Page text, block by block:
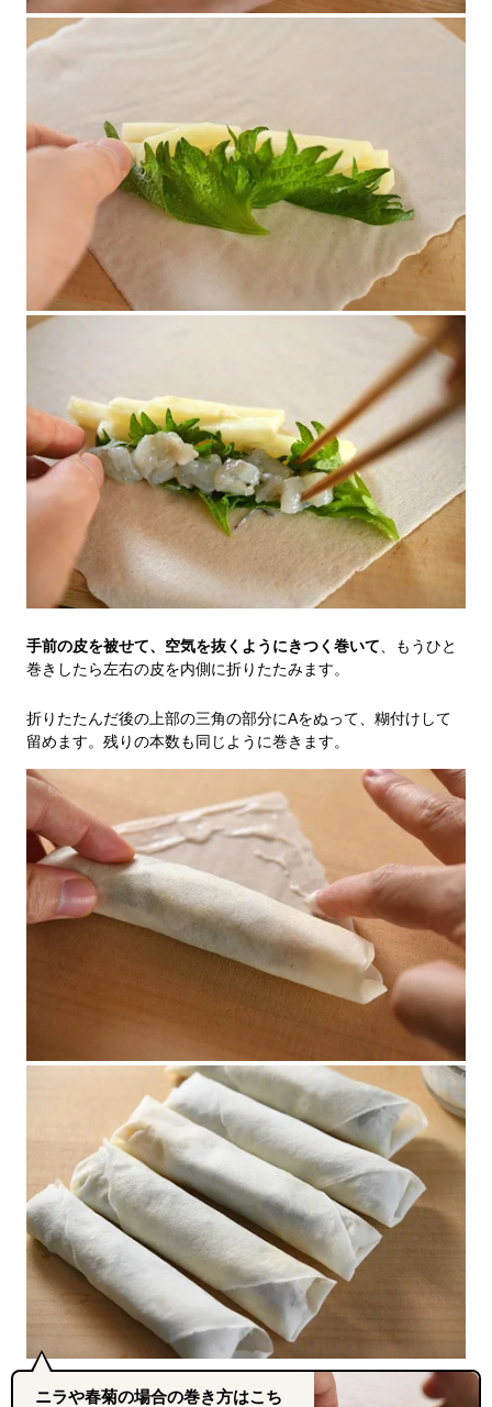
手前の皮を被せて、空気を抜くようにきつく巻いて 、もうひと
巻きしたら左右の皮を内側に折りたたみます。
折りたたんだ後の上部の三角の部分にAをぬって、糊付けして
留めます。残りの本数も同じように巻きます。
ニラや春菊の場合の巻き方はこち